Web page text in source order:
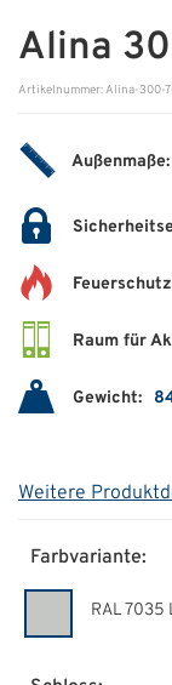
ÜBER UNS
Über uns
Filialen
Messen & Events
Qualitätspolitik
Karriere
Unternehmen
Geschichte
Alina
Artikelnummer: Alina-300-
Außenmaße:
Raum für
Gewicht:
Weitere
Farbvariante:
RAL 7035